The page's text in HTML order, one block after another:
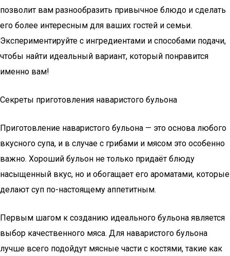
позволит вам разнообразить привычное блюдо и сделать
его более интересным для ваших гостей и семьи.
Экспериментируйте с ингредиентами и способами подачи,
чтобы найти идеальный вариант, который понравится
именно вам!
Секреты приготовления наваристого бульона
Приготовление наваристого бульона — это основа любого
вкусного супа, и в случае с грибами и мясом это особенно
важно. Хороший бульон не только придаёт блюду
насыщенный вкус, но и обогащает его ароматами, которые
делают суп по-настоящему аппетитным.
Первым шагом к созданию идеального бульона является
выбор качественного мяса. Для наваристого бульона
лучше всего подойдут мясные части с костями, такие как